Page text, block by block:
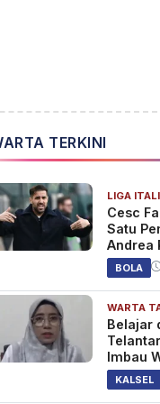
TERKINI
LIGA
Cesc
Satu
Andrea
BOLA
WARTA
Belajar
Imbau
Umrah
KALSEL